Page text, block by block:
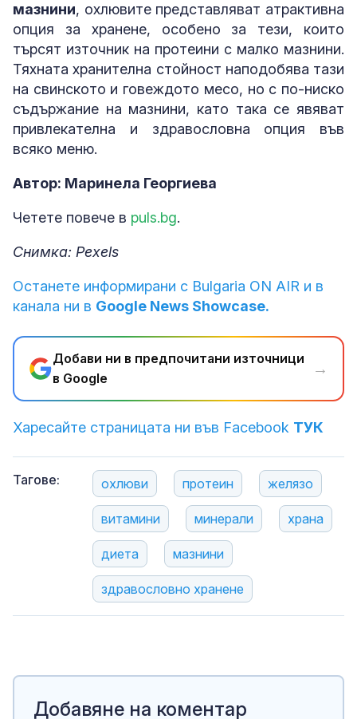
мазнини, охлювите представляват атрактивна
опция за хранене, особено за тези, които
търсят източник на протеини с малко мазнини.
Тяхната хранителна стойност наподобява тази
на свинското и говеждото месо, но с по-ниско
съдържание на мазнини, като така се явяват
привлекателна и здравословна опция във
всяко меню.
Автор: Маринела Георгиева
Четете повече в puls.bg.
Снимка: Pexels
Останете информирани с Bulgaria ON AIR и в
канала ни в Google News Showcase.
Добави ни в предпочитани източници
в Google
→
Харесайте страницата ни във Facebook ТУК
Тагове: охлюви протеин желязо
витамини минерали храна
диета мазнини
здравословно хранене
Добавяне на коментар